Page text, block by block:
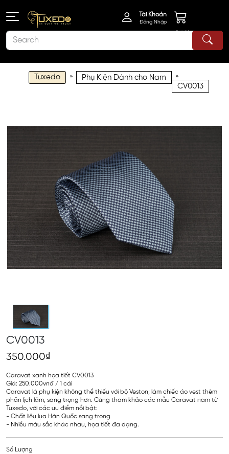
Tài Khoản
Đăng Nhập
Giỏ Hàng
Tuxedo » Phụ Kiện Dành cho Nam »
CV0013
CV0013
350.000₫
Caravat xanh họa tiết CV0013
Giá: 250.000vnđ / 1 cái
Caravat là phụ kiện không thể thiếu với bộ Veston; làm chiếc áo vest thêm
phần lịch lãm, sang trọng hơn. Cùng tham khảo các mẫu Caravat nam từ
Tuxedo, với các ưu điểm nổi bật:
- Chất liệu lụa Hàn Quốc sang trọng
- Nhiều màu sắc khác nhau, họa tiết đa dạng.
Số Lượng